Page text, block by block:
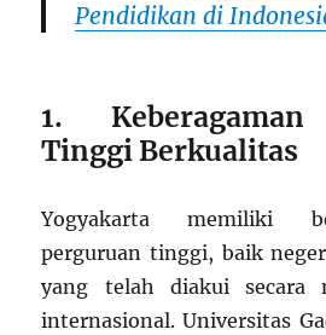
Pendidikan di
1.
Tinggi Berkualitas
Yogyakarta memiliki
perguruan tinggi, baik
yang telah diakui secara
internasional. Universitas